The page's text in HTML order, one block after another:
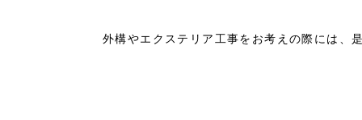
外構やエクステリア工事をお考えの際には、